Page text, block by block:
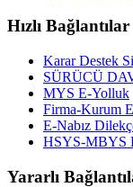
Hızlı Bağlantılar
Karar Destek
SÜRÜCÜ
MYS E-Yolluk
Firma-Kurum
E-Nabız
HSYS-MBYS
Yararlı